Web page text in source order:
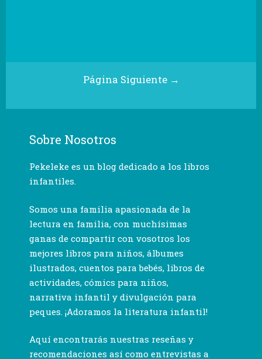
Página Siguiente →
Sobre Nosotros
Pekeleke es un blog dedicado a los libros
infantiles.
Somos una familia apasionada de la
lectura en familia, con muchísimas
ganas de compartir con vosotros los
mejores libros para niños, álbumes
ilustrados, cuentos para bebés, libros de
actividades, cómics para niños,
narrativa infantil y divulgación para
peques. ¡Adoramos la literatura infantil!
Aquí encontrarás nuestras reseñas y
recomendaciones así como entrevistas a